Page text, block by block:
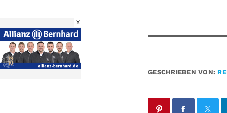
GESCHRIEBEN VON:
X